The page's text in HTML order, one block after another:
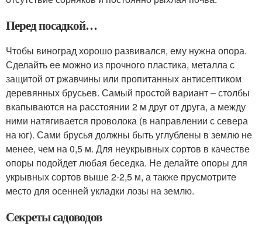
Перед посадкой…
Чтобы виноград хорошо развивался, ему нужна опора.
Сделайть ее можно из прочного пластика, металла с
защитой от ржавчины или пропитанных антисептиком
деревянных брусьев. Самый простой вариант – столбы
вкапываются на расстоянии 2 м друг от друга, а между
ними натягивается проволока (в направлении с севера
на юг). Сами брусья должны быть углублены в землю не
менее, чем на 0,5 м. Для неукрывных сортов в качестве
опоры подойдет любая беседка. Не делайте опоры для
укрывных сортов выше 2-2,5 м, а также прусмотрите
место для осенней укладки лозы на землю.
Секреты садоводов